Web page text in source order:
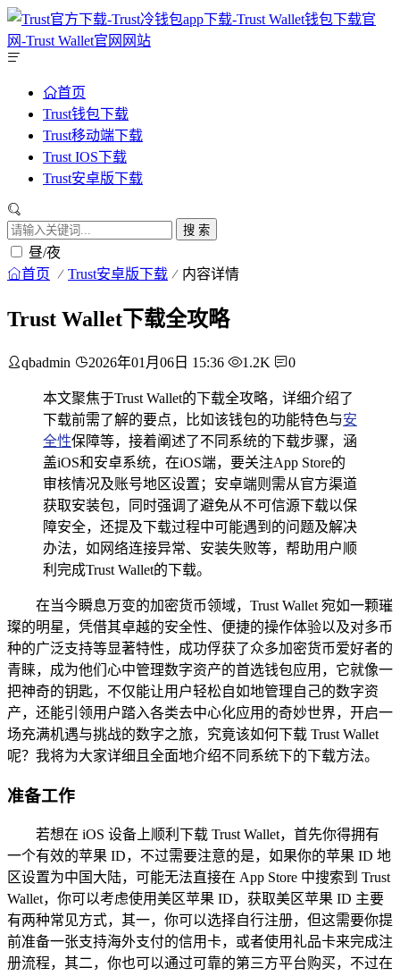
首页
Trust钱包下载
Trust移动端下载
Trust IOS下载
Trust安卓版下载
搜 索
昼/夜
首页 Trust安卓版下载 内容详情
Trust Wallet下载全攻略
qbadmin 2026年01月06日 15:36 1.2K 0
本文聚焦于Trust Wallet的下载全攻略，详细介绍了
下载前需了解的要点，比如该钱包的功能特色与安
全性保障等，接着阐述了不同系统的下载步骤，涵
盖iOS和安卓系统，在iOS端，要关注App Store的
审核情况及账号地区设置；安卓端则需从官方渠道
获取安装包，同时强调了避免从不可信源下载以保
障安全，还提及下载过程中可能遇到的问题及解决
办法，如网络连接异常、安装失败等，帮助用户顺
利完成Trust Wallet的下载。
在当今瞬息万变的加密货币领域，Trust Wallet 宛如一颗璀
璨的明星，凭借其卓越的安全性、便捷的操作体验以及对多币
种的广泛支持等显著特性，成功俘获了众多加密货币爱好者的
青睐，成为他们心中管理数字资产的首选钱包应用，它就像一
把神奇的钥匙，不仅能让用户轻松自如地管理自己的数字资
产，还能引领用户踏入各类去中心化应用的奇妙世界，开启一
场充满机遇与挑战的数字之旅，究竟该如何下载 Trust Wallet
呢？我将为大家详细且全面地介绍不同系统下的下载方法。
准备工作
若想在 iOS 设备上顺利下载 Trust Wallet，首先你得拥有
一个有效的苹果 ID，不过需要注意的是，如果你的苹果 ID 地
区设置为中国大陆，可能无法直接在 App Store 中搜索到 Trust
Wallet，你可以考虑使用美区苹果 ID，获取美区苹果 ID 主要
有两种常见方式，其一，你可以选择自行注册，但这需要你提
前准备一张支持海外支付的信用卡，或者使用礼品卡来完成注
册流程，其二，你也可以通过可靠的第三方平台购买，不过在